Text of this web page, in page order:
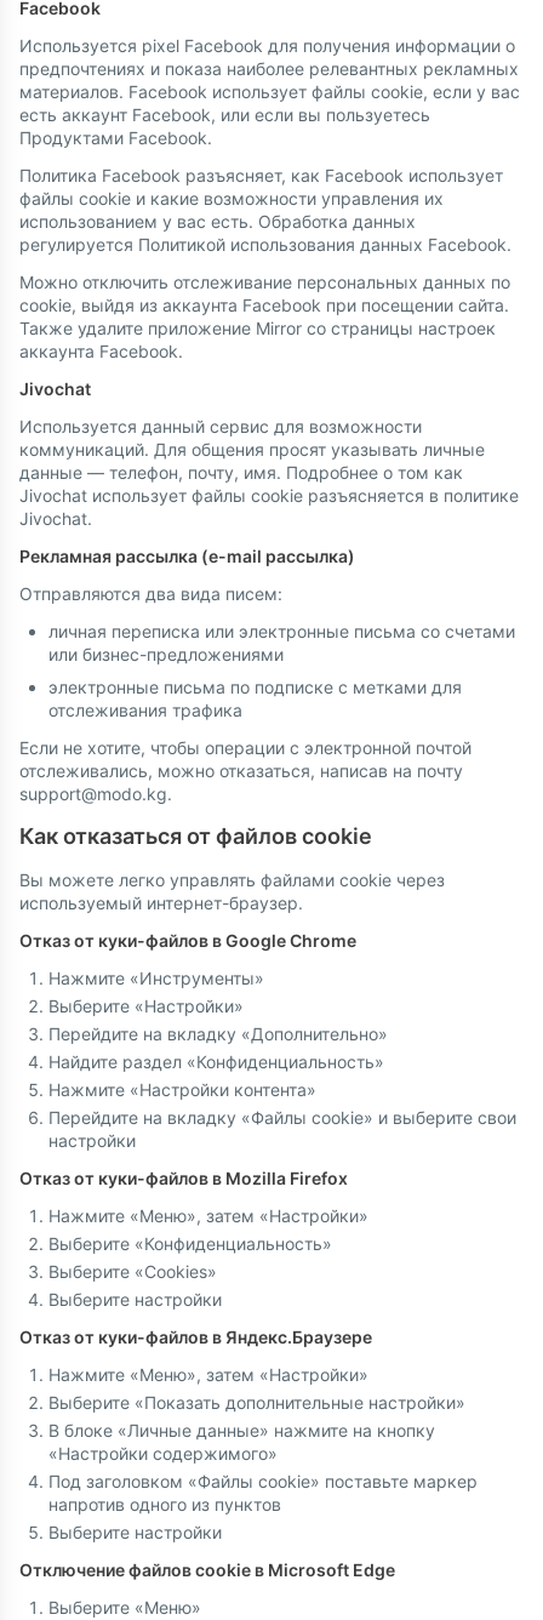
Facebook
Используется pixel Facebook для получения информации о
предпочтениях и показа наиболее релевантных рекламных
материалов. Facebook использует файлы cookie, если у вас
есть аккаунт Facebook, или если вы пользуетесь
Продуктами Facebook.
Политика Facebook разъясняет, как Facebook использует
файлы cookie и какие возможности управления их
использованием у вас есть. Обработка данных
регулируется Политикой использования данных Facebook.
Можно отключить отслеживание персональных данных по
cookie, выйдя из аккаунта Facebook при посещении сайта.
Также удалите приложение Mirror со страницы настроек
аккаунта Facebook.
Jivochat
Используется данный сервис для возможности
коммуникаций. Для общения просят указывать личные
данные — телефон, почту, имя. Подробнее о том как
Jivochat использует файлы cookie разъясняется в политике
Jivochat.
Рекламная рассылка (e-mail рассылка)
Отправляются два вида писем:
личная переписка или электронные письма со счетами
или бизнес-предложениями
электронные письма по подписке с метками для
отслеживания трафика
Если не хотите, чтобы операции с электронной почтой
отслеживались, можно отказаться, написав на почту
support@modo.kg.
Как отказаться от файлов cookie
Вы можете легко управлять файлами cookie через
используемый интернет-браузер.
Отказ от куки-файлов в Google Chrome
Нажмите «Инструменты»
Выберите «Настройки»
Перейдите на вкладку «Дополнительно»
Найдите раздел «Конфиденциальность»
Нажмите «Настройки контента»
Перейдите на вкладку «Файлы cookie» и выберите свои
настройки
Отказ от куки-файлов в Mozilla Firefox
Нажмите «Меню», затем «Настройки»
Выберите «Конфиденциальность»
Выберите «Cookies»
Выберите настройки
Отказ от куки-файлов в Яндекс.Браузере
Нажмите «Меню», затем «Настройки»
Выберите «Показать дополнительные настройки»
В блоке «Личные данные» нажмите на кнопку
«Настройки содержимого»
Под заголовком «Файлы cookie» поставьте маркер
напротив одного из пунктов
Выберите настройки
Отключение файлов cookie в Microsoft Edge
Выберите «Меню»